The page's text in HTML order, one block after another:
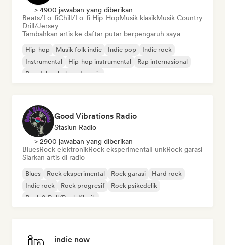
> 4900 jawaban yang diberikan
Beats/Lo-fiChill/Lo-fi Hip-HopMusik klasikMusik Country
Drill/Jersey
Tambahkan artis ke daftar putar berpengaruh saya
Hip-hop Musik folk indie Indie pop
Indie rock
Instrumental
Hip-hop instrumental
Rap internasional
Rap dalam bahasa Inggris
Good Vibrations Radio
Stasiun Radio
> 2900 jawaban yang diberikan
BluesRock elektronikRock eksperimentalFunkRock garasi
Siarkan artis di radio
Blues Rock eksperimental Rock garasi
Hard rock
Indie rock
Rock progresif
Rock psikedelik
Rock & Roll/Rock Klasik
indie now